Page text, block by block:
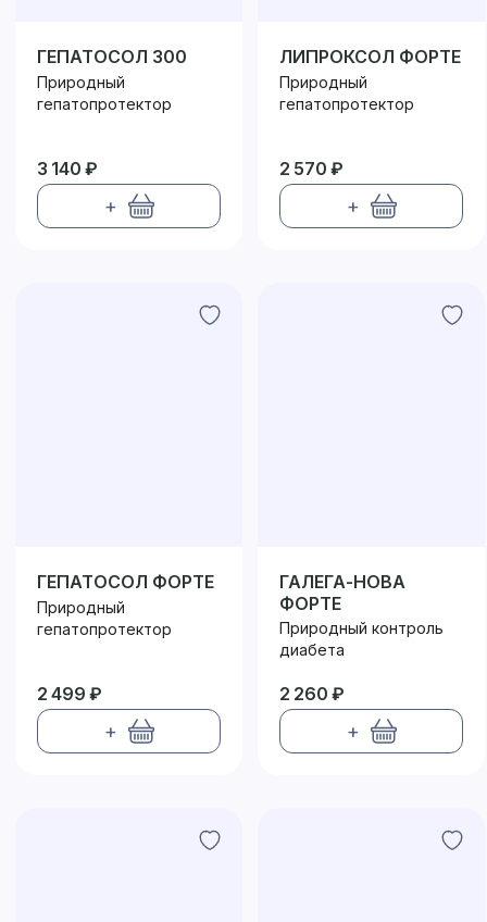
ГЕПАТОСОЛ 300
Природный
гепатопротектор
3 140 ₽
+
ЛИПРОКСОЛ ФОРТЕ
Природный
гепатопротектор
2 570 ₽
+
ГЕПАТОСОЛ ФОРТЕ
Природный
гепатопротектор
2 499 ₽
+
ГАЛЕГА-НОВА
ФОРТЕ
Природный контроль
диабета
2 260 ₽
+